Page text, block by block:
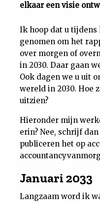
Magazine
Podcast
Dossiers
Nieuwsbrief
Contact
elkaar een visie
Ik hoop dat u
genomen om het
over morgen of
in 2030. Daar gaan
Ook dagen we u uit
wereld in 2030. Hoe
uitzien?
Hieronder mijn
erin? Nee, schrijf
publiceren het op
Januari 2033
Langzaam word ik